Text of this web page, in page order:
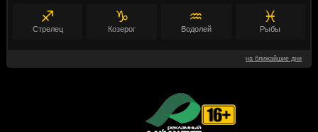
♐
Стрелец
♑
Козерог
♒
Водолей
♓
Рыбы
на ближайшие дни